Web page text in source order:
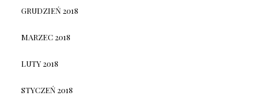
GRUDZIEŃ 2018
MARZEC 2018
LUTY 2018
STYCZEŃ 2018